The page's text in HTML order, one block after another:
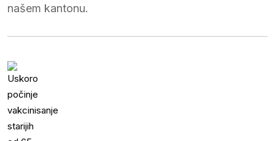
našem kantonu.